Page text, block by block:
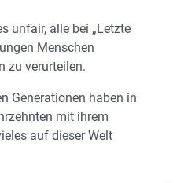
unfair, alle bei „Letzte
Menschen
zu verurteilen.
Generationen haben in
mit ihrem
auf dieser Welt